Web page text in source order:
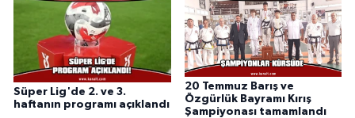
Süper Lig'de 2. ve 3.
haftanın programı açıklandı
20 Temmuz Barış ve
Özgürlük Bayramı Kırış
Şampiyonası tamamlandı